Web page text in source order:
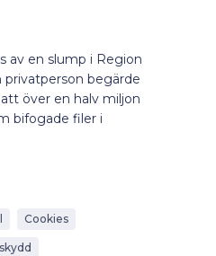
av en slump i Region
privatperson begärde
över en halv miljon
bifogade filer i
Cookies